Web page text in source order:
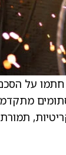
העסקה מתוכננת לתאריך אמצע 2026 בערך.